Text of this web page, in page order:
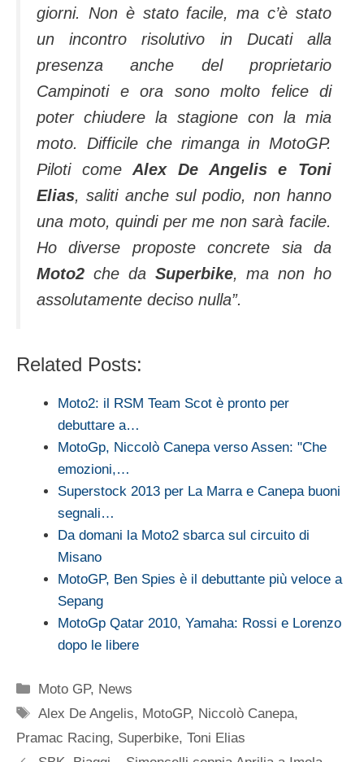
giorni. Non è stato facile, ma c’è stato
un incontro risolutivo in Ducati alla
presenza anche del proprietario
Campinoti e ora sono molto felice di
poter chiudere la stagione con la mia
moto. Difficile che rimanga in MotoGP.
Piloti comeAlex De Angelis e Toni
Elias, saliti anche sul podio, non hanno
una moto, quindi per me non sarà facile.
Ho diverse proposte concrete sia da
Moto2 che da Superbike, ma non ho
assolutamente deciso nulla”.
Related Posts:
Moto2: il RSM Team Scot è pronto per
debuttare a…
MotoGp, Niccolò Canepa verso Assen: "Che
emozioni,…
Superstock 2013 per La Marra e Canepa buoni
segnali…
Da domani la Moto2 sbarca sul circuito di
Misano
MotoGP, Ben Spies è il debuttante più veloce a
Sepang
MotoGp Qatar 2010, Yamaha: Rossi e Lorenzo
dopo le libere
Categorie
Moto GP, News
Tag
Alex De Angelis, MotoGP, Niccolò Canepa,
Pramac Racing, Superbike, Toni Elias